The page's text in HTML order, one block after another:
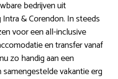
bedrijven uit
& Corendon. In steeds
voor een all-inclusive
en transfer vanaf
zo handig aan een
vakantie erg